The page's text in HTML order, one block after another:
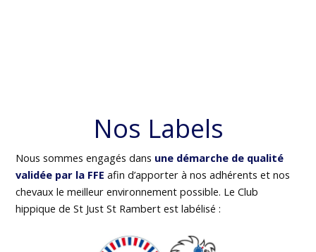
Nos Labels
Nous sommes engagés dans une démarche de qualité
validée par la FFE afin d’apporter à nos adhérents et nos
chevaux le meilleur environnement possible. Le Club
hippique de St Just St Rambert est labélisé :